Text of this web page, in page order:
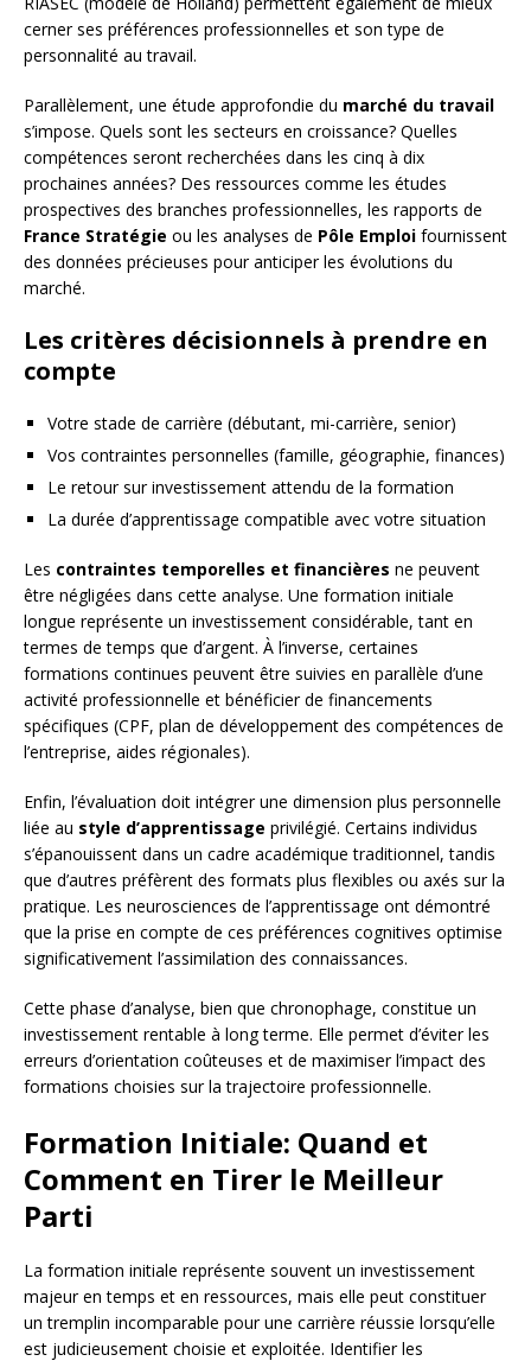
cerner ses préférences professionnelles et son type de
personnalité au travail.
Parallèlement, une étude approfondie du marché du travail
s’impose. Quels sont les secteurs en croissance? Quelles
compétences seront recherchées dans les cinq à dix
prochaines années? Des ressources comme les études
prospectives des branches professionnelles, les rapports de
France Stratégie ou les analyses de Pôle Emploi fournissent
des données précieuses pour anticiper les évolutions du
marché.
Les critères décisionnels à prendre en
compte
Votre stade de carrière (débutant, mi-carrière, senior)
Vos contraintes personnelles (famille, géographie, finances)
Le retour sur investissement attendu de la formation
La durée d’apprentissage compatible avec votre situation
Les contraintes temporelles et financières ne peuvent
être négligées dans cette analyse. Une formation initiale
longue représente un investissement considérable, tant en
termes de temps que d’argent. À l’inverse, certaines
formations continues peuvent être suivies en parallèle d’une
activité professionnelle et bénéficier de financements
spécifiques (CPF, plan de développement des compétences de
l’entreprise, aides régionales).
Enfin, l’évaluation doit intégrer une dimension plus personnelle
liée au style d’apprentissage privilégié. Certains individus
s’épanouissent dans un cadre académique traditionnel, tandis
que d’autres préfèrent des formats plus flexibles ou axés sur la
pratique. Les neurosciences de l’apprentissage ont démontré
que la prise en compte de ces préférences cognitives optimise
significativement l’assimilation des connaissances.
Cette phase d’analyse, bien que chronophage, constitue un
investissement rentable à long terme. Elle permet d’éviter les
erreurs d’orientation coûteuses et de maximiser l’impact des
formations choisies sur la trajectoire professionnelle.
Formation Initiale: Quand et
Comment en Tirer le Meilleur
Parti
La formation initiale représente souvent un investissement
majeur en temps et en ressources, mais elle peut constituer
un tremplin incomparable pour une carrière réussie lorsqu’elle
est judicieusement choisie et exploitée. Identifier les